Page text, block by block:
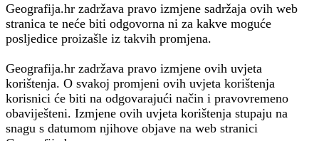
Geografija.hr zadržava pravo izmjene sadržaja ovih web
stranica te neće biti odgovorna ni za kakve moguće
posljedice proizašle iz takvih promjena.
Geografija.hr zadržava pravo izmjene ovih uvjeta
korištenja. O svakoj promjeni ovih uvjeta korištenja
korisnici će biti na odgovarajući način i pravovremeno
obaviješteni. Izmjene ovih uvjeta korištenja stupaju na
snagu s datumom njihove objave na web stranici